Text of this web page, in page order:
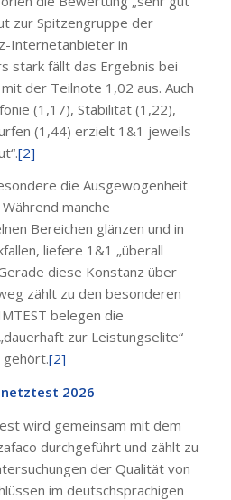
zur Spitzengruppe der
Internetanbieter in
stark fällt das Ergebnis bei
der Teilnote 1,02 aus. Auch
(1,17), Stabilität (1,22),
(1,44) erzielt 1&1 jeweils
[2]
die Ausgewogenheit
manche
Bereichen glänzen und in
liefere 1&1 „überall
diese Konstanz über
zählt zu den besonderen
belegen die
zur Leistungselite“
[2]
2026
wird gemeinsam mit dem
durchgeführt und zählt zu
der Qualität von
im deutschsprachigen